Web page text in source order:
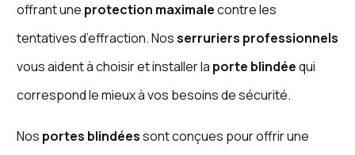
offrant une protection maximalecontre les
tentatives d’effraction. Nosserruriers professionnels
vous aident à choisir et installer la porte blindéequi
correspond le mieux à vos besoins de sécurité.
Nos portes blindéessont conçues pour offrir une